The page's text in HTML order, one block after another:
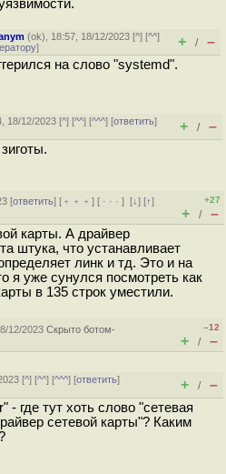
(ok), 18:57, 18/12/2023 [^] [^^]
] + / –
на слово "systemd".
18/12/2023 [^] [^^] [^^^] [ответить]
+ / –
[ответить] [ ﹢﹢﹢] [ · · ·][↓] [↑]
+27
+ / –
карты. А драйвер
штука, что устанавливает
линк и тд. Это и на
я уже сунулся посмотреть как
в 135 строк уместили.
12/2023Скрыто ботом-
–12
+ / –
[^] [^^] [^^^] [ответить]
+ / –
- где тут хоть слово "сетевая
сетевой карты"? Каким